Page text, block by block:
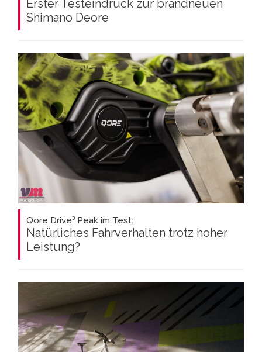
Erster Testeindruck zur brandneuen
Shimano Deore
Qore Drive³ Peak im Test:
Natürliches Fahrverhalten trotz hoher
Leistung?